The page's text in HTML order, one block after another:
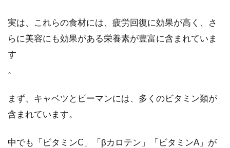
実は、これらの食材には、疲労回復に効果が高く、さ
らに美容にも効果がある栄養素が豊富に含まれていま
す
。
まず、キャベツとピーマンには、多くのビタミン類が
含まれています。
中でも「ビタミンC」「βカロテン」「ビタミンA」が